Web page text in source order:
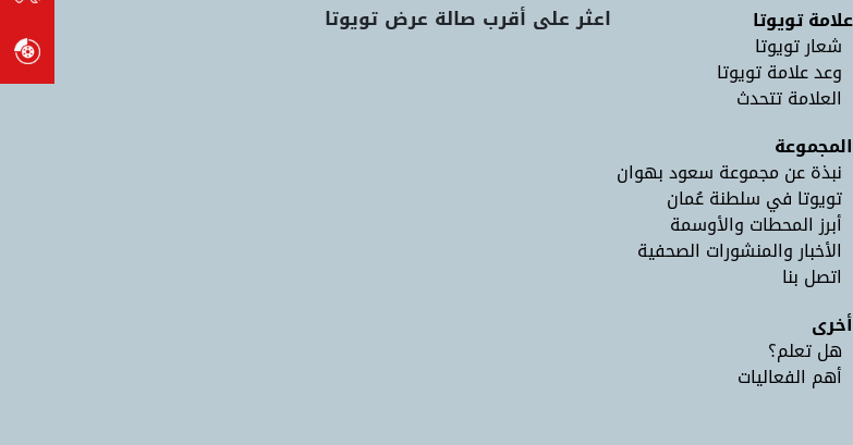
علامة تويوتا
شعار تويوتا
وعد علامة تويوتا
العلامة تتحدث
المجموعة
نبذة عن مجموعة سعود بهوان
تويوتا في سلطنة عُمان
أبرز المحطات والأوسمة
الأخبار والمنشورات الصحفية
اتصل بنا
أخرى
هل تعلم؟
أهم الفعاليات
اعثر على أقرب صالة عرض تويوتا